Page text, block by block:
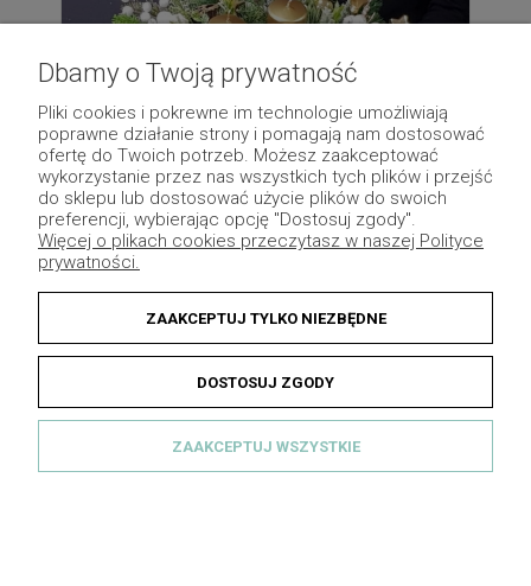
Kompozycja świece wieniec adwentowy
480,00 zł
POWIADOM O
DOSTĘPNOŚCI
Dbamy o Twoją prywatność
Pliki cookies i pokrewne im technologie umożliwiają
poprawne działanie strony i pomagają nam dostosować
ofertę do Twoich potrzeb. Możesz zaakceptować
wykorzystanie przez nas wszystkich tych plików i przejść
do sklepu lub dostosować użycie plików do swoich
preferencji, wybierając opcję "Dostosuj zgody".
Więcej o plikach cookies przeczytasz w naszej Polityce
prywatności.
ZAAKCEPTUJ TYLKO NIEZBĘDNE
DOSTOSUJ ZGODY
ZAAKCEPTUJ WSZYSTKIE